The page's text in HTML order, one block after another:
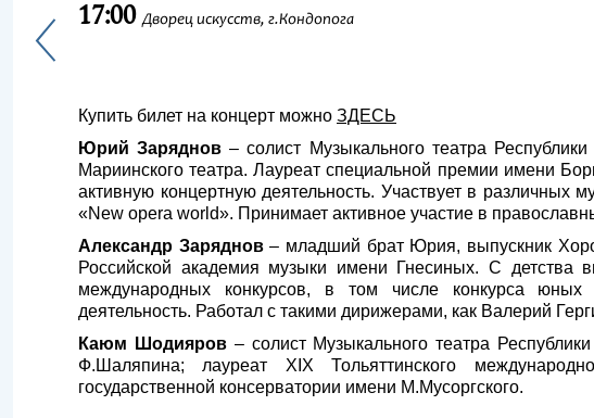
17:00 Дворец искусств, г.Кондопога
Купить билет на концерт можно ЗДЕСЬ
Юрий Заряднов– солист Музыкального театра
Мариинского театра. Лауреат специальной премии имени
активную концертную деятельность. Участвует в различных
«New opera world». Принимает активное участие в
Александр Заряднов– младший брат Юрия, выпускник
Российской академия музыки имени Гнесиных. С детства
международных конкурсов, в том числе конкурса юных
деятельность. Работал с такими дирижерами, как Валерий
Каюм Шодияров – солист Музыкального театра
Ф.Шаляпина; лауреат XIX Тольяттинского
государственной консерватории имени М.Мусоргского.